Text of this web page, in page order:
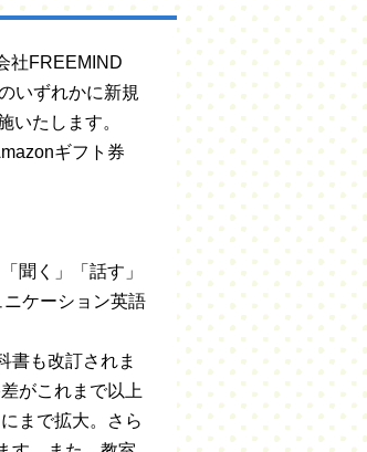
社FREEMIND
いずれかに新規
いたします。
ギフト券
聞く」「話す」
ケーション英語
書も改訂されま
がこれまで以上
まで拡大。さら